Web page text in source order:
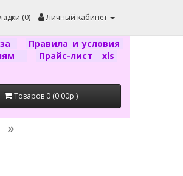
(0) Личный кабинет
Правила и условия
Прайс-лист xls
Товаров 0 (0.00р.)